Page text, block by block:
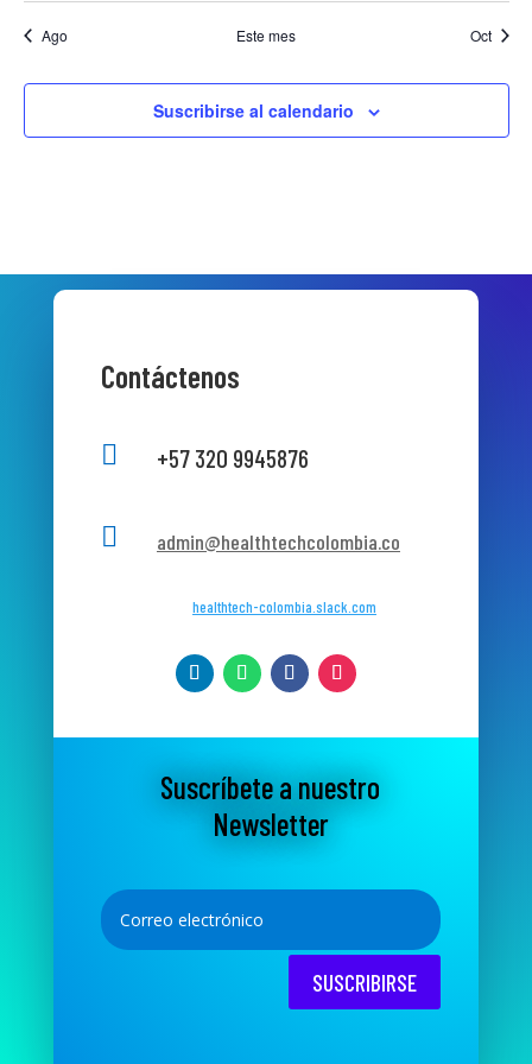
Ago Este mes Oct
Suscribirse al calendario
Contáctenos
 +57 320 9945876
 admin@healthtechcolombia.co
healthtech-colombia.slack.com
Suscríbete a nuestro
Newsletter
SUSCRIBIRSE